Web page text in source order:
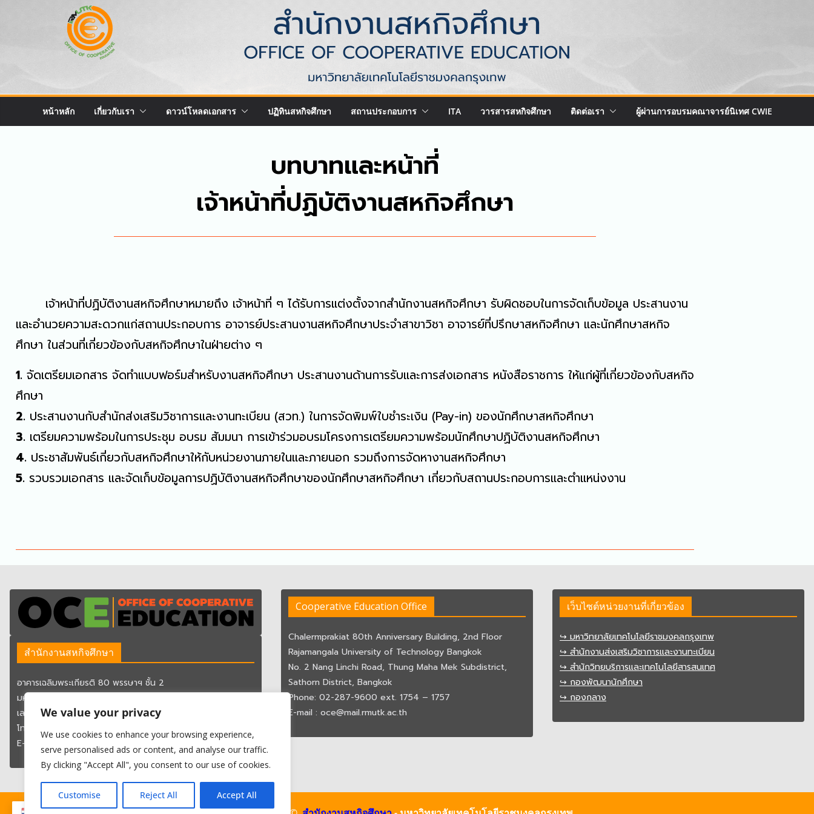
We value your privacy
We use cookies to enhance your browsing experience,
serve personalised ads or content, and analyse our traffic.
By clicking "Accept All", you consent to our use of cookies.
Customise Reject All Accept All
หน้าหลัก เกี่ยวกับเรา ดาวน์โหลดเอกสาร ปฏิทินสหกิจศึกษา สถานประกอบการ ITA วารสารสหกิจศึกษา ติดต่อเรา ผู้ผ่านการอบรมคณาจารย์นิเทศ CWIE
บทบาทและหน้าที่
เจ้าหน้าที่ปฏิบัติงานสหกิจศึกษา
เจ้าหน้าที่ปฏิบัติงานสหกิจศึกษาหมายถึง เจ้าหน้าที่ ๆ ได้รับการแต่งตั้งจากสำนักงานสหกิจศึกษา รับผิดชอบในการจัดเก็บข้อมูล ประสานงาน
และอำนวยความสะดวกแก่สถานประกอบการ อาจารย์ประสานงานสหกิจศึกษาประจำสาขาวิชา อาจารย์ที่ปรึกษาสหกิจศึกษา และนักศึกษาสหกิจ
ศึกษา ในส่วนที่เกี่ยวข้องกับสหกิจศึกษาในฝ่ายต่าง ๆ
1. จัดเตรียมเอกสาร จัดทำแบบฟอร์มสำหรับงานสหกิจศึกษา ประสานงานด้านการรับและการส่งเอกสาร หนังสือราชการ ให้แก่ผู้ที่เกี่ยวข้องกับสหกิจ
ศึกษา
2. ประสานงานกับสำนักส่งเสริมวิชาการและงานทะเบียน (สวท.) ในการจัดพิมพ์ใบชำระเงิน (Pay-in) ของนักศึกษาสหกิจศึกษา
3. เตรียมความพร้อมในการประชุม อบรม สัมมนา การเข้าร่วมอบรมโครงการเตรียมความพร้อมนักศึกษาปฏิบัติงานสหกิจศึกษา
4. ประชาสัมพันธ์เกี่ยวกับสหกิจศึกษาให้กับหน่วยงานภายในและภายนอก รวมถึงการจัดหางานสหกิจศึกษา
5. รวบรวมเอกสาร และจัดเก็บข้อมูลการปฏิบัติงานสหกิจศึกษาของนักศึกษาสหกิจศึกษา เกี่ยวกับสถานประกอบการและตำแหน่งงาน
สำนักงานสหกิจศึกษา
อาคารเฉลิมพระเกียรติ 80 พรรษาฯ ชั้น 2
มหาวิทยาลัยเทคโนโลยีราชมงคลกรุงเทพ
เลขที่ 2 ถนนนางลิ้นจี่ แขวงทุ่งมหาเมฆ เขตสาทร กรุงเทพมหานคร
โทรศัพท์ 02-287-9600 ต่อ 1754 – 1757
E-mail : oce@mail.rmutk.ac.th
Cooperative Education Office
Chalermprakiat 80th Anniversary Building, 2nd Floor
Rajamangala University of Technology Bangkok
No. 2 Nang Linchi Road, Thung Maha Mek Subdistrict,
Sathorn District, Bangkok
Phone: 02-287-9600 ext. 1754 – 1757
E-mail : oce@mail.rmutk.ac.th
เว็บไซต์หน่วยงานที่เกี่ยวข้อง
↪︎ มหาวิทยาลัยเทคโนโลยีราชมงคลกรุงเทพ
↪︎ สำนักงานส่งเสริมวิชาการและงานทะเบียน
↪︎ สำนักวิทยบริการและเทคโนโลยีสารสนเทศ
↪︎ กองพัฒนานักศึกษา
↪︎ กองกลาง